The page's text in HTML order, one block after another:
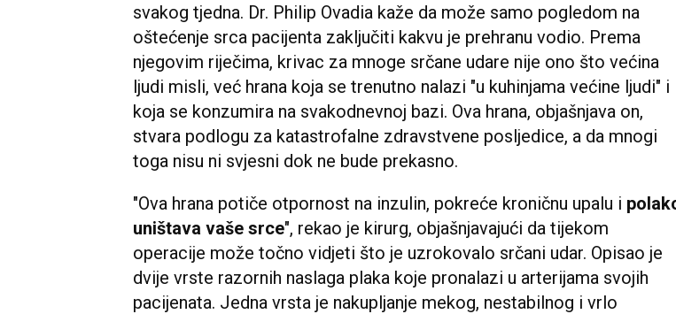
svakog tjedna. Dr. Philip Ovadia kaže da može samo pogledom na
oštećenje srca pacijenta zaključiti kakvu je prehranu vodio. Prema
njegovim riječima, krivac za mnoge srčane udare nije ono što većina
ljudi misli, već hrana koja se trenutno nalazi "u kuhinjama većine ljudi" i
koja se konzumira na svakodnevnoj bazi. Ova hrana, objašnjava on,
stvara podlogu za katastrofalne zdravstvene posljedice, a da mnogi
toga nisu ni svjesni dok ne bude prekasno.
"Ova hrana potiče otpornost na inzulin, pokreće kroničnu upalu i
uništava vaše srce", rekao je kirurg, objašnjavajući da tijekom
operacije može točno vidjeti što je uzrokovalo srčani udar. Opisao je
dvije vrste razornih naslaga plaka koje pronalazi u arterijama svojih
pacijenata. Jedna vrsta je nakupljanje mekog, nestabilnog i vrlo